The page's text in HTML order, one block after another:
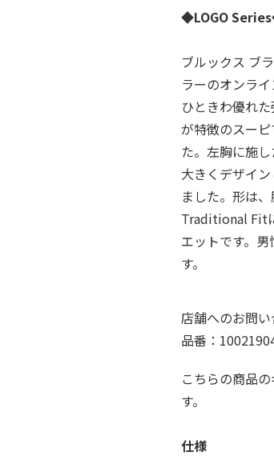
◆LOGO
ブルックス ブ
ラーのオンラ
ひときわ優れ
が特徴のスー
た。左胸に施
大きくデザイ
ました。形は
Traditional Fit
エットです。
す。
店舗へのお問
品番：
こちらの商品
す。
仕様